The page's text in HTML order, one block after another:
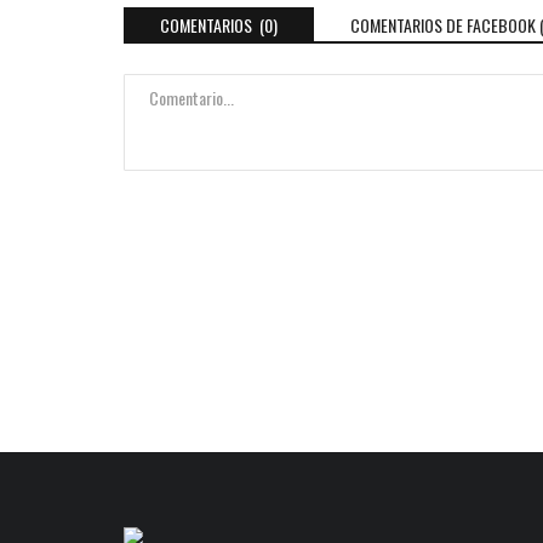
COMENTARIOS (0) COMENTARIOS DE FACEBOOK (